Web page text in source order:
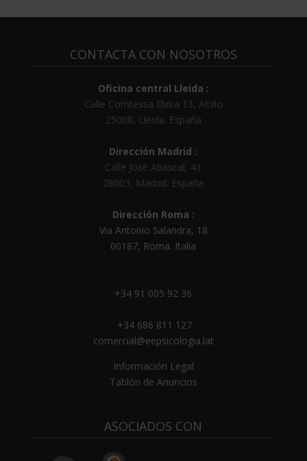
CONTACTA CON NOSOTROS
Oficina central Lleida :
Calle Comtessa Elvira 13, Altillo
25008, Lleida. España
Dirección Madrid :
Calle José Abascal, 41
28003, Madrid. España
Dirección Roma :
Via Antonio Salandra, 18
00187, Roma. Italia
+34 91 005 92 36
+34 686 811 127
comercial@eepsicologia.lat
Información Legal
Tablón de Anuncios
ASOCIADOS CON